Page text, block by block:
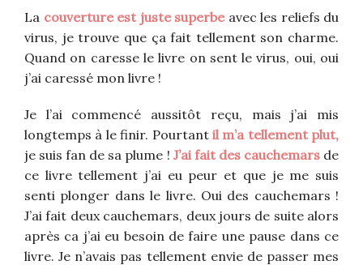
La couverture est juste superbeavec les reliefs du
virus, je trouve que ça fait tellement son charme.
Quand on caresse le livre on sent le virus, oui, oui
j’ai caressé mon livre !
Je l’ai commencé aussitôt reçu, mais j’ai mis
longtemps à le finir. Pourtant il m’a tellement plut,
je suis fan de sa plume ! J’ai fait des cauchemars de
ce livre tellement j’ai eu peur et que je me suis
senti plonger dans le livre. Oui des cauchemars !
J’ai fait deux cauchemars, deux jours de suite alors
après ca j’ai eu besoin de faire une pause dans ce
livre. Je n’avais pas tellement envie de passer mes